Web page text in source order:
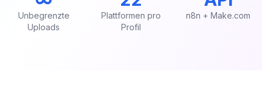
Unbegrenzte
Uploads
Plattformen pro
Profil
n8n + Make.com